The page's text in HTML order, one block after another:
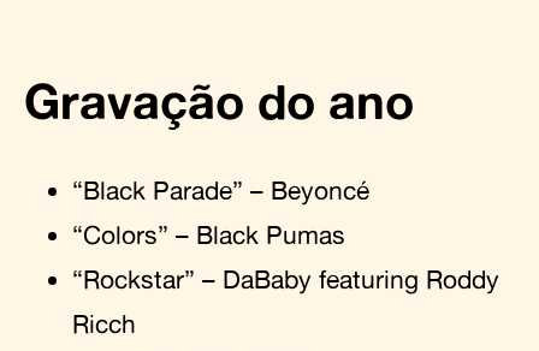
Gravação do ano
“Black Parade” – Beyoncé
“Colors” – Black Pumas
“Rockstar” – DaBaby featuring Roddy
Ricch